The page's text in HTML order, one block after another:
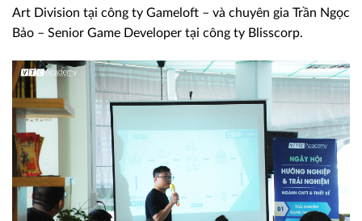
Art Division tại công ty Gameloft – và chuyên gia Trần Ngọc
Bảo – Senior Game Developer tại công ty Blisscorp.